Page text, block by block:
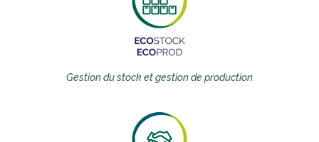
Gestion du stock et gestion de production